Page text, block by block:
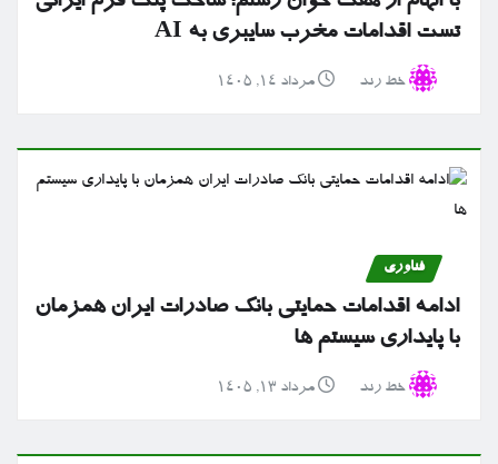
تست اقدامات مخرب سایبری به AI
خط رند مرداد ۱۴, ۱۴۰۵
فناوری
ادامه اقدامات حمایتی بانک صادرات ایران همزمان
با پایداری سیستم ها
خط رند مرداد ۱۳, ۱۴۰۵